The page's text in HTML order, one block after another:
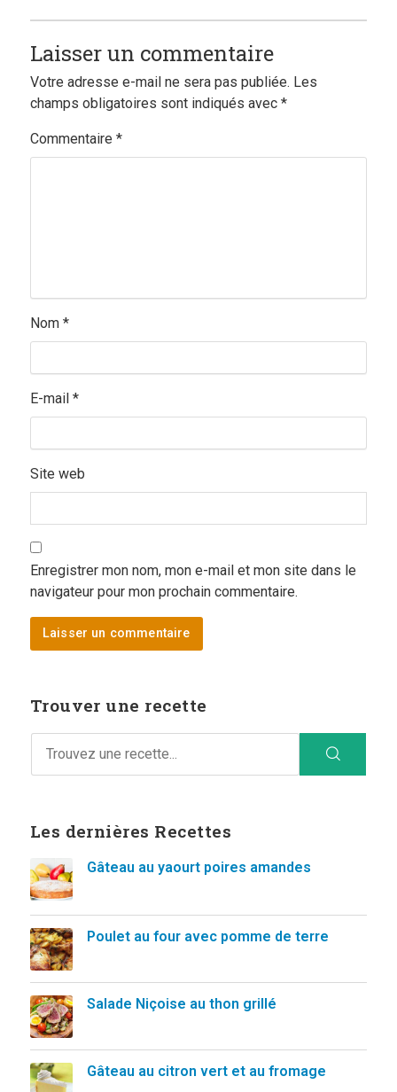
Laisser un commentaire
Votre adresse e-mail ne sera pas publiée. Les
champs obligatoires sont indiqués avec *
Commentaire *
Nom *
E-mail *
Site web
Enregistrer mon nom, mon e-mail et mon site dans le
navigateur pour mon prochain commentaire.
Trouver une recette
Les dernières Recettes
Gâteau au yaourt poires amandes
Poulet au four avec pomme de terre
Salade Niçoise au thon grillé
Gâteau au citron vert et au fromage